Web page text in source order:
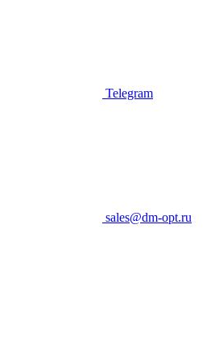
Telegram
sales@dm-opt.ru